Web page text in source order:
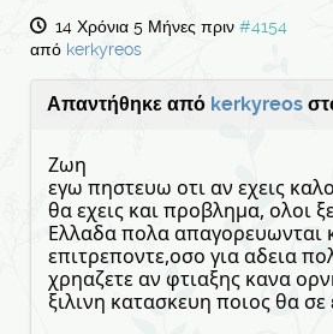
14 Χρόνια 5 Μήνες πριν #4154
από kerkyreos
Απαντήθηκε από kerkyreos
Ζωη
εγω πηστευω οτι αν εχεις
θα εχεις και προβλημα, ολοι
Ελλαδα πολα απαγορευωνται
επιτρεποντε,οσο για αδεια
χρηαζετε αν φτιαξης κανα
ξιλινη κατασκευη ποιος θα σε